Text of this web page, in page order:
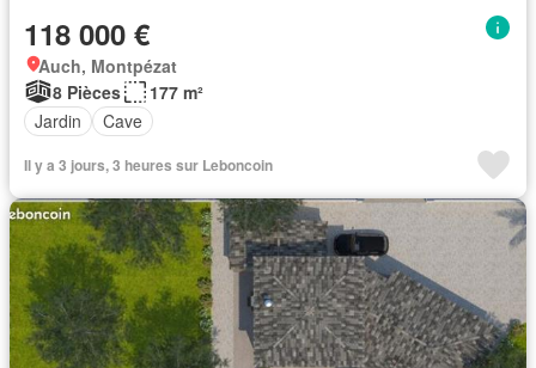
118 000 €
Auch, Montpézat
8 Pièces
177 m²
Jardin
Cave
Il y a 3 jours, 3 heures sur Leboncoin